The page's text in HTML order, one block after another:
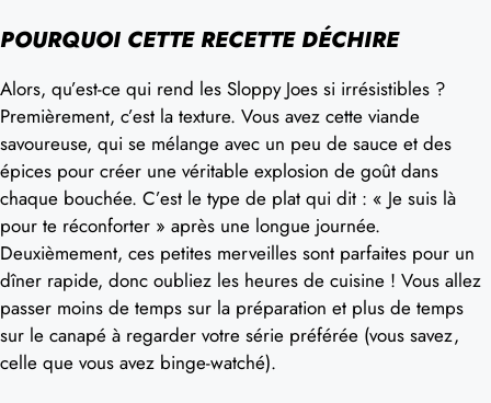
POURQUOI CETTE RECETTE DÉCHIRE
Alors, qu’est-ce qui rend les Sloppy Joes si irrésistibles ?
Premièrement, c’est la texture. Vous avez cette viande
savoureuse, qui se mélange avec un peu de sauce et des
épices pour créer une véritable explosion de goût dans
chaque bouchée. C’est le type de plat qui dit : « Je suis là
pour te réconforter » après une longue journée.
Deuxièmement, ces petites merveilles sont parfaites pour un
dîner rapide, donc oubliez les heures de cuisine ! Vous allez
passer moins de temps sur la préparation et plus de temps
sur le canapé à regarder votre série préférée (vous savez,
celle que vous avez binge-watché).